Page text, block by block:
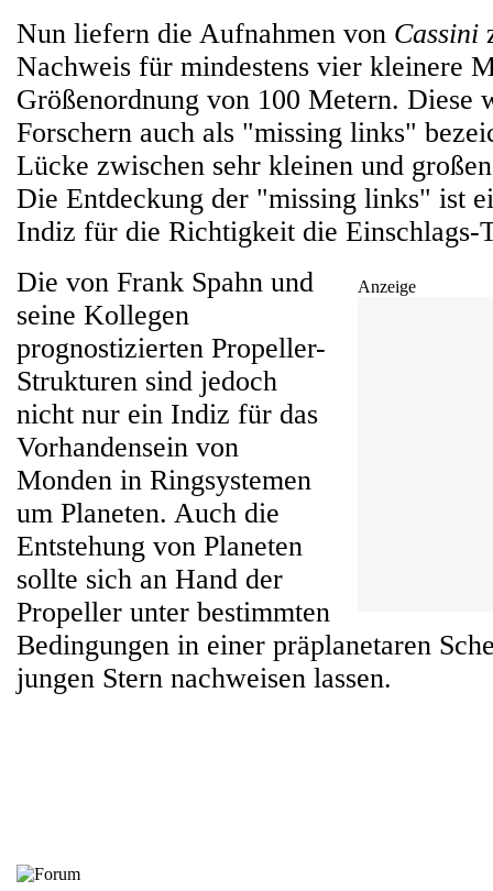
Nun liefern die Aufnahmen von Cassini
Nachweis für mindestens vier kleinere
Größenordnung von 100 Metern. Diese
Forschern auch als "missing links"
Lücke zwischen sehr kleinen und
Die Entdeckung der "missing links" ist
Indiz für die Richtigkeit die Einschlags-
Anzeige
Die von Frank Spahn und
seine Kollegen
prognostizierten Propeller-
Strukturen sind jedoch
nicht nur ein Indiz für das
Vorhandensein von
Monden in Ringsystemen
um Planeten. Auch die
Entstehung von Planeten
sollte sich an Hand der
Propeller unter bestimmten
Bedingungen in einer präplanetaren
jungen Stern nachweisen lassen.